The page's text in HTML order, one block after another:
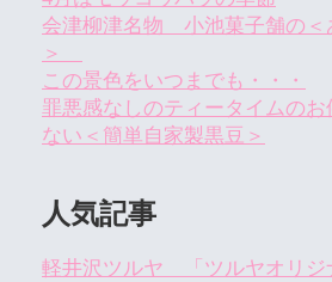
会津柳津名物 小池菓子舗の＜
＞
この景色をいつまでも・・・
罪悪感なしのティータイムの
ない＜簡単自家製黒豆＞
人気記事
軽井沢ツルヤ 「ツルヤオリ